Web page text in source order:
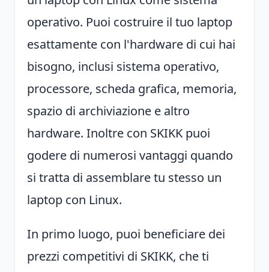
operativo. Puoi costruire il tuo laptop
esattamente con l'hardware di cui hai
bisogno, inclusi sistema operativo,
processore, scheda grafica, memoria,
spazio di archiviazione e altro
hardware. Inoltre con SKIKK puoi
godere di numerosi vantaggi quando
si tratta di assemblare tu stesso un
laptop con Linux.
In primo luogo, puoi beneficiare dei
prezzi competitivi di SKIKK, che ti